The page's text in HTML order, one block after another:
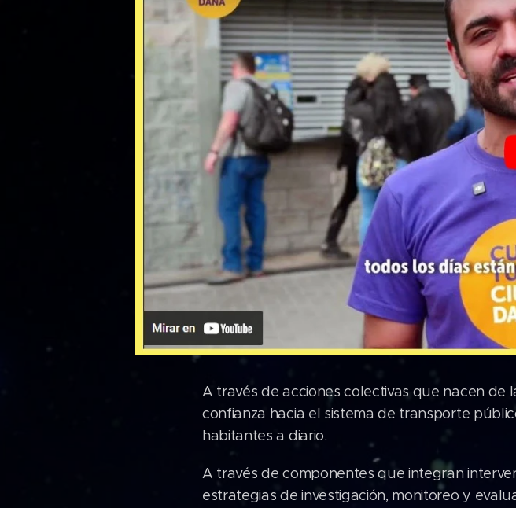
A través de acciones colectivas que nacen
confianza hacia el sistema de transporte
habitantes a diario.
A través de componentes que integran
estrategias de investigación, monitoreo y